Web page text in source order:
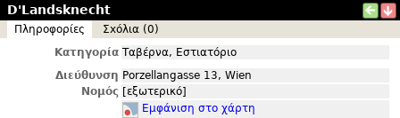
D'Landsknecht
Πληροφορίες
Σxόλια (0)
Κατηγορία Ταβέρνα, Εστιατόριο
Διεύθυνση Porzellangasse 13, Wien
Νομός [εξωτερικό]
Εμφάνιση στο χάρτη